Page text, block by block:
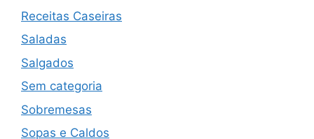
Receitas Caseiras
Saladas
Salgados
Sem categoria
Sobremesas
Sopas e Caldos